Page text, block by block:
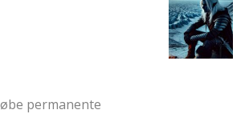
permanente